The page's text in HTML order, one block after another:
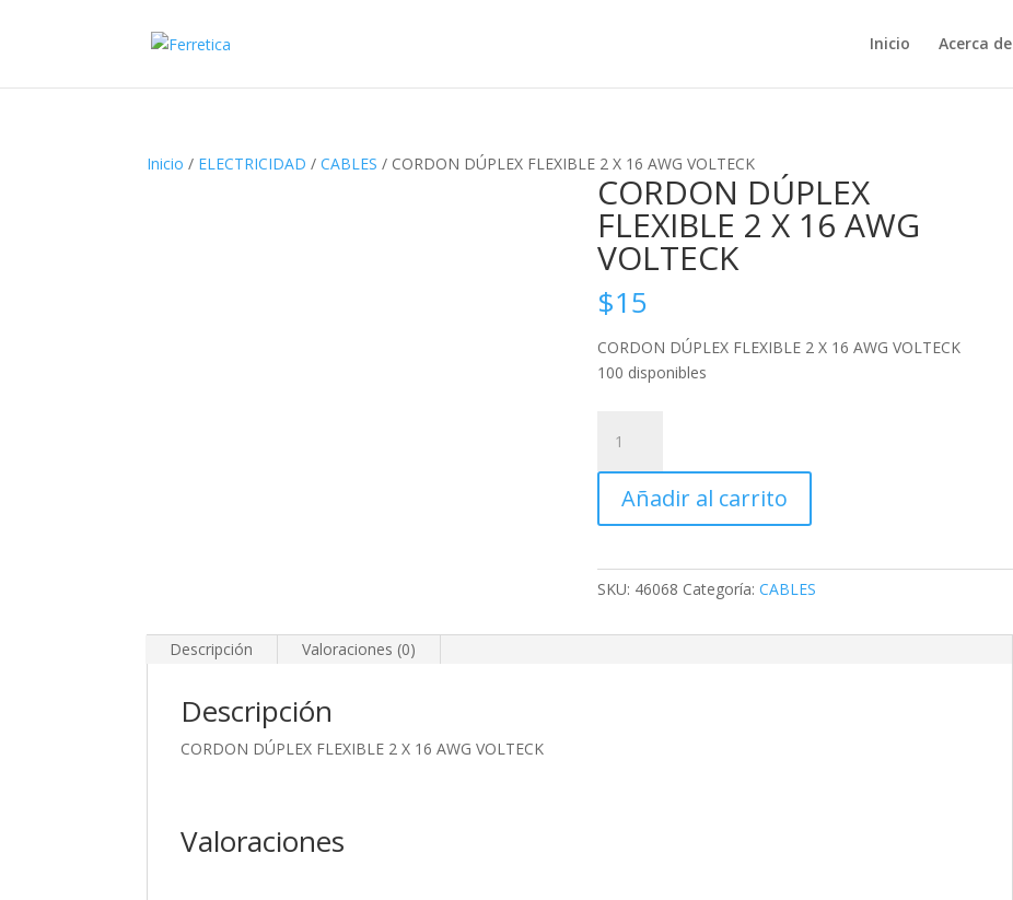
Inicio Acerca de
Inicio / ELECTRICIDAD /CABLES / CORDON DÚPLEX FLEXIBLE 2 X 16 AWG VOLTECK
CORDON DÚPLEX
FLEXIBLE 2 X 16 AWG
VOLTECK
$15
CORDON DÚPLEX FLEXIBLE 2 X 16 AWG VOLTECK
100 disponibles
DÚPLEX
FLEXIBLE
X
AWG
VOLTECK
Añadir al carrito
SKU: 46068 Categoría:CABLES
Descripción Valoraciones (0)
Descripción
CORDON DÚPLEX FLEXIBLE 2 X 16 AWG VOLTECK
Valoraciones